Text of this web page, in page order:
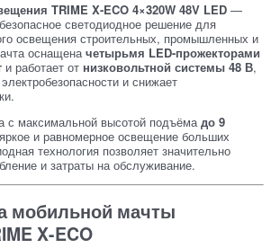
TRIME X-ECO 4×320W 48V LED —
светодиодное решение для
освещения строительных, промышленных и
оснащеначетырьмя LED-прожекторами
и работает от низковольтной системы 48 В,
и снижает
с максимальной высотой подъёмадо 9
и равномерное освещение больших
технология позволяет значительно
и затраты на обслуживание.
мобильной мачты
X-ECO